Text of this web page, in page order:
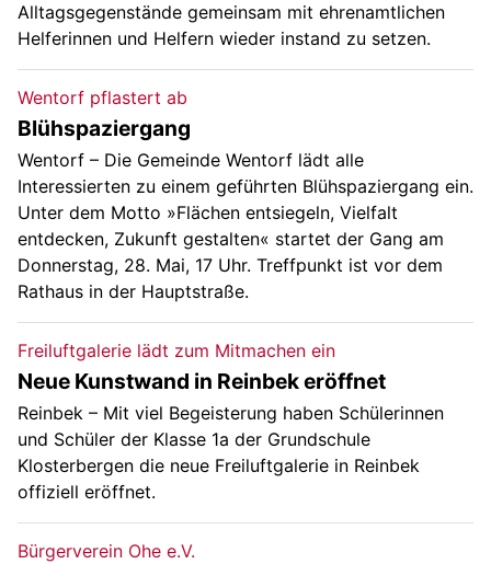
Alltagsgegenstände gemeinsam mit ehrenamtlichen
Helferinnen und Helfern wieder instand zu setzen.
Wentorf pflastert ab
Blühspaziergang
Wentorf – Die Gemeinde Wentorf lädt alle
Interessierten zu einem geführten Blühspaziergang ein.
Unter dem Motto »Flächen entsiegeln, Vielfalt
entdecken, Zukunft gestalten« startet der Gang am
Donnerstag, 28. Mai, 17 Uhr. Treffpunkt ist vor dem
Rathaus in der Hauptstraße.
Freiluftgalerie lädt zum Mitmachen ein
Neue Kunstwand in Reinbek eröffnet
Reinbek – Mit viel Begeisterung haben Schülerinnen
und Schüler der Klasse 1a der Grundschule
Klosterbergen die neue Freiluftgalerie in Reinbek
offiziell eröffnet.
Bürgerverein Ohe e.V.